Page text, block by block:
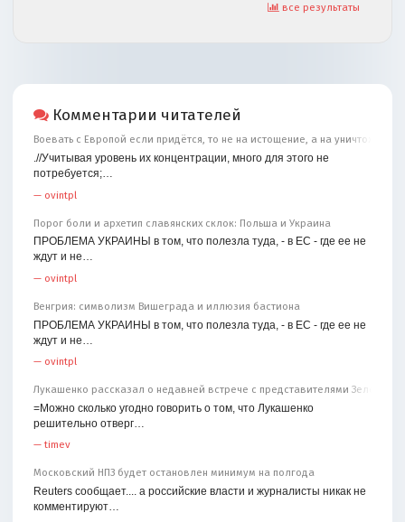
все результаты
Комментарии читателей
Воевать с Европой если придётся, то не на истощение, а на уничтожение
.//Учитывая уровень их концентрации, много для этого не
потребуется;…
— ovintpl
Порог боли и архетип славянских склок: Польша и Украина
ПРОБЛЕМА УКРАИНЫ в том, что полезла туда, - в ЕС - где ее не
ждут и не…
— ovintpl
Венгрия: символизм Вишеграда и иллюзия бастиона
ПРОБЛЕМА УКРАИНЫ в том, что полезла туда, - в ЕС - где ее не
ждут и не…
— ovintpl
Лукашенко рассказал о недавней встрече с представителями
=Можно сколько угодно говорить о том, что Лукашенко
решительно отверг…
—timev
Московский НПЗ будет остановлен минимум на полгода
Reuters сообщает.... а российские власти и журналисты никак не
комментируют…